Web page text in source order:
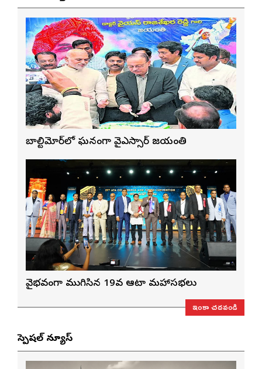
బాల్టిమోర్‌లో ఘనంగా వైఎస్సార్‌ జయంతి
వైభవంగా ముగిసిన 19వ ఆటా మహాసభలు
ఇంకా చదవండి
స్పెషల్ న్యూస్